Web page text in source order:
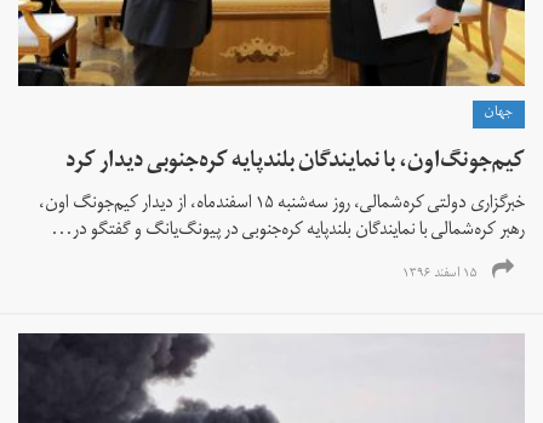
جهان
کیم‌جونگ‌اون، با نمایندگان بلندپایه کره‌جنوبی دیدار کرد
خبرگزاری دولتی کره‌شمالی، روز سه‌شنبه ۱۵ اسفندماه، از دیدار کیم‌جونگ اون،
رهبر کره‌شمالی با نمایندگان بلندپایه کره‌جنوبی در پیونگ‌یانگ و گفتگو در...
۱۵ اسفند ۱۳۹۶